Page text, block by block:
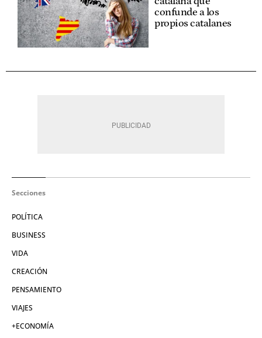
confunde a los
propios catalanes
Secciones
POLÍTICA
BUSINESS
VIDA
CREACIÓN
PENSAMIENTO
VIAJES
+ECONOMÍA